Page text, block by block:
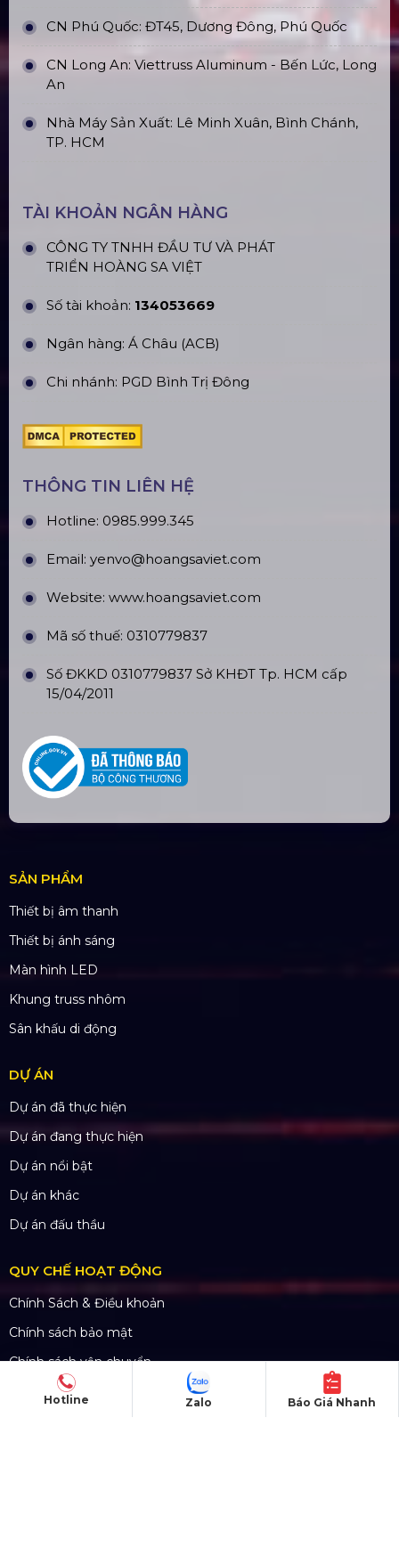
CN Phú Quốc: ĐT45, Dương Đông, Phú Quốc
CN Long An: Viettruss Aluminum - Bến Lức, Long
An
Nhà Máy Sản Xuất: Lê Minh Xuân, Bình Chánh,
TP. HCM
TÀI KHOẢN NGÂN HÀNG
CÔNG TY TNHH ĐẦU TƯ VÀ PHÁT
TRIỂN HOÀNG SA VIỆT
Số tài khoản: 134053669
Ngân hàng: Á Châu (ACB)
Chi nhánh: PGD Bình Trị Đông
THÔNG TIN LIÊN HỆ
Hotline: 0985.999.345
Email: yenvo@hoangsaviet.com
Website: www.hoangsaviet.com
Mã số thuế: 0310779837
Số ĐKKD 0310779837 Sở KHĐT Tp. HCM cấp
15/04/2011
SẢN PHẨM
Thiết bị âm thanh
Thiết bị ánh sáng
Màn hình LED
Khung truss nhôm
Sân khấu di động
DỰ ÁN
Dự án đã thực hiện
Dự án đang thực hiện
Dự án nổi bật
Dự án khác
Dự án đấu thầu
QUY CHẾ HOẠT ĐỘNG
Chính Sách & Điều khoản
Chính sách bảo mật
Chính sách vận chuyển
Hình thức thanh toán
Chính sách thành viên
Hotline Báo Giá Nhanh
Zalo